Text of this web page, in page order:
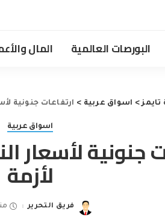
البورصات العالمية المال
> اسواق عربية > ارتفاعات جنونية
اسواق عربية
جنونية لأسعار
لأزمة
Posted
فريق التحرير منذ